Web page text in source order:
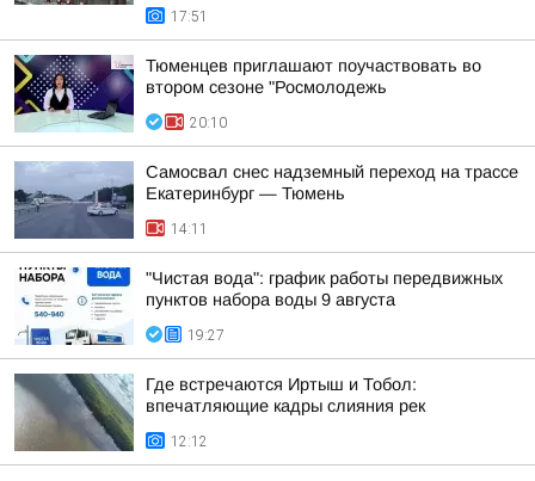
17:51
Тюменцев приглашают поучаствовать во
втором сезоне "Росмолодежь
20:10
Самосвал снес надземный переход на трассе
Екатеринбург — Тюмень
14:11
"Чистая вода": график работы передвижных
пунктов набора воды 9 августа
19:27
Где встречаются Иртыш и Тобол:
впечатляющие кадры слияния рек
12:12